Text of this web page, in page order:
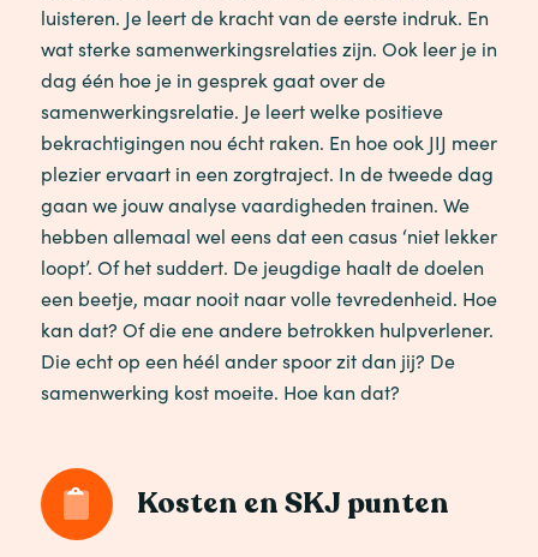
luisteren. Je leert de kracht van de eerste indruk. En
wat sterke samenwerkingsrelaties zijn. Ook leer je in
dag één hoe je in gesprek gaat over de
samenwerkingsrelatie. Je leert welke positieve
bekrachtigingen nou écht raken. En hoe ook JIJ meer
plezier ervaart in een zorgtraject. In de tweede dag
gaan we jouw analyse vaardigheden trainen. We
hebben allemaal wel eens dat een casus ‘niet lekker
loopt’. Of het suddert. De jeugdige haalt de doelen
een beetje, maar nooit naar volle tevredenheid. Hoe
kan dat? Of die ene andere betrokken hulpverlener.
Die echt op een héél ander spoor zit dan jij? De
samenwerking kost moeite. Hoe kan dat?
Kosten en SKJ punten